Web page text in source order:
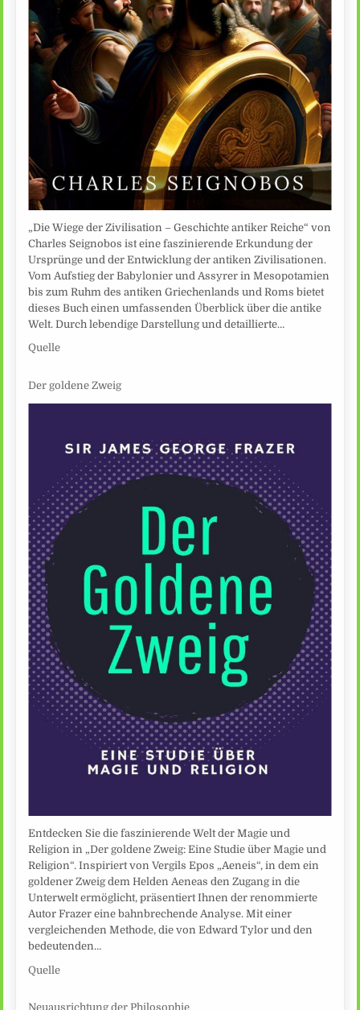
„Die Wiege der Zivilisation – Geschichte antiker Reiche“ von
Charles Seignobos ist eine faszinierende Erkundung der
Ursprünge und der Entwicklung der antiken Zivilisationen.
Vom Aufstieg der Babylonier und Assyrer in Mesopotamien
bis zum Ruhm des antiken Griechenlands und Roms bietet
dieses Buch einen umfassenden Überblick über die antike
Welt. Durch lebendige Darstellung und detaillierte…
Quelle
Der goldene Zweig
Entdecken Sie die faszinierende Welt der Magie und
Religion in „Der goldene Zweig: Eine Studie über Magie und
Religion“. Inspiriert von Vergils Epos „Aeneis“, in dem ein
goldener Zweig dem Helden Aeneas den Zugang in die
Unterwelt ermöglicht, präsentiert Ihnen der renommierte
Autor Frazer eine bahnbrechende Analyse. Mit einer
vergleichenden Methode, die von Edward Tylor und den
bedeutenden…
Quelle
Neuausrichtung der Philosophie